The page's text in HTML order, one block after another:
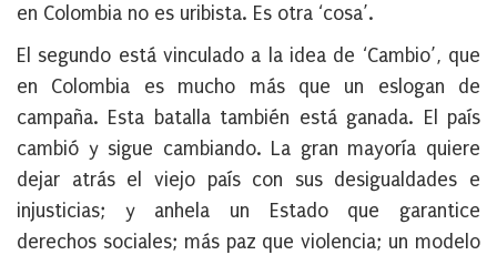
en Colombia no es uribista. Es otra ‘cosa’.
El segundo está vinculado a la idea de ‘Cambio’, que
en Colombia es mucho más que un eslogan de
campaña. Esta batalla también está ganada. El país
cambió y sigue cambiando. La gran mayoría quiere
dejar atrás el viejo país con sus desigualdades e
injusticias; y anhela un Estado que garantice
derechos sociales; más paz que violencia; un modelo